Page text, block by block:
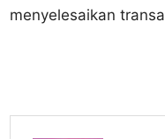
menyelesaikan